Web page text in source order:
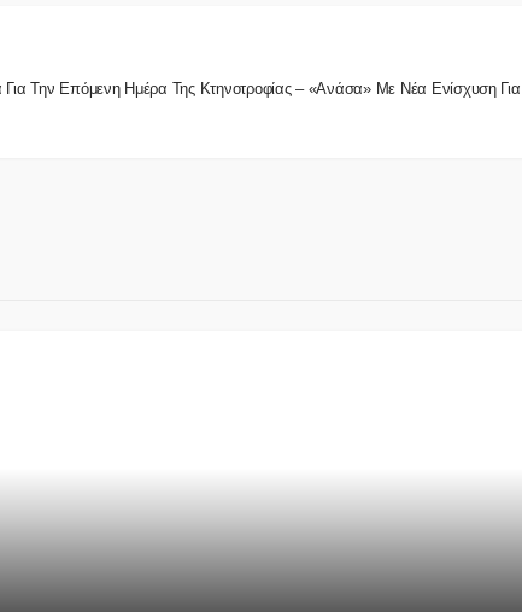
Την Επόμενη Ημέρα Της Κτηνοτροφίας – «Ανάσα» Με Νέα Ενίσχυση